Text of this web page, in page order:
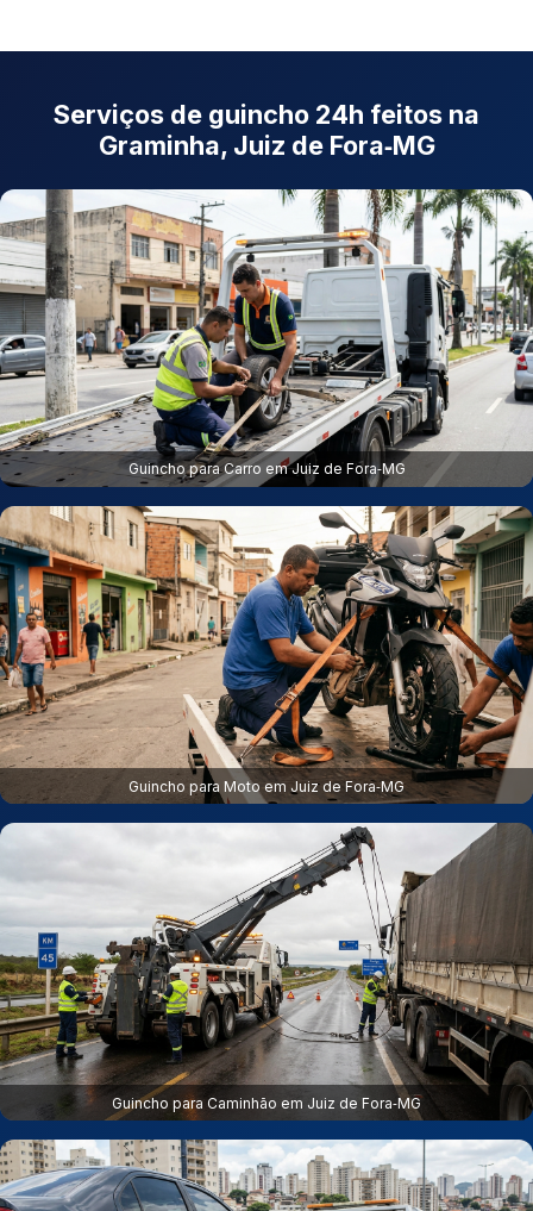
Serviços de guincho 24h feitos na
Graminha, Juiz de Fora‑MG
Guincho para Carro em Juiz de Fora‑MG
Guincho para Moto em Juiz de Fora‑MG
Guincho para Caminhão em Juiz de Fora‑MG